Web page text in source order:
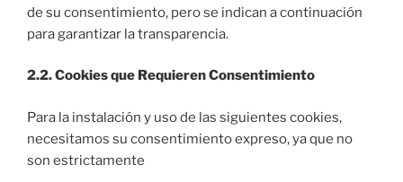
de su consentimiento, pero se indican a continuación
para garantizar la transparencia.
2.2. Cookies que Requieren Consentimiento
Para la instalación y uso de las siguientes cookies,
necesitamos su consentimiento expreso, ya que no
son estrictamente